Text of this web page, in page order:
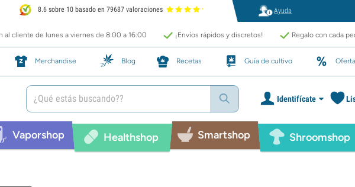
8.6 sobre 10 basado en 79687 valoraciones Ayuda
al cliente de lunes a viernes de 8:00 a 16:00 ¡Envíos rápidos y discretos! Regalo con cada
Merchandise Blog Recetas Guía de cultivo
Identifícate
Vaporshop Healthshop Smartshop Shroomshop